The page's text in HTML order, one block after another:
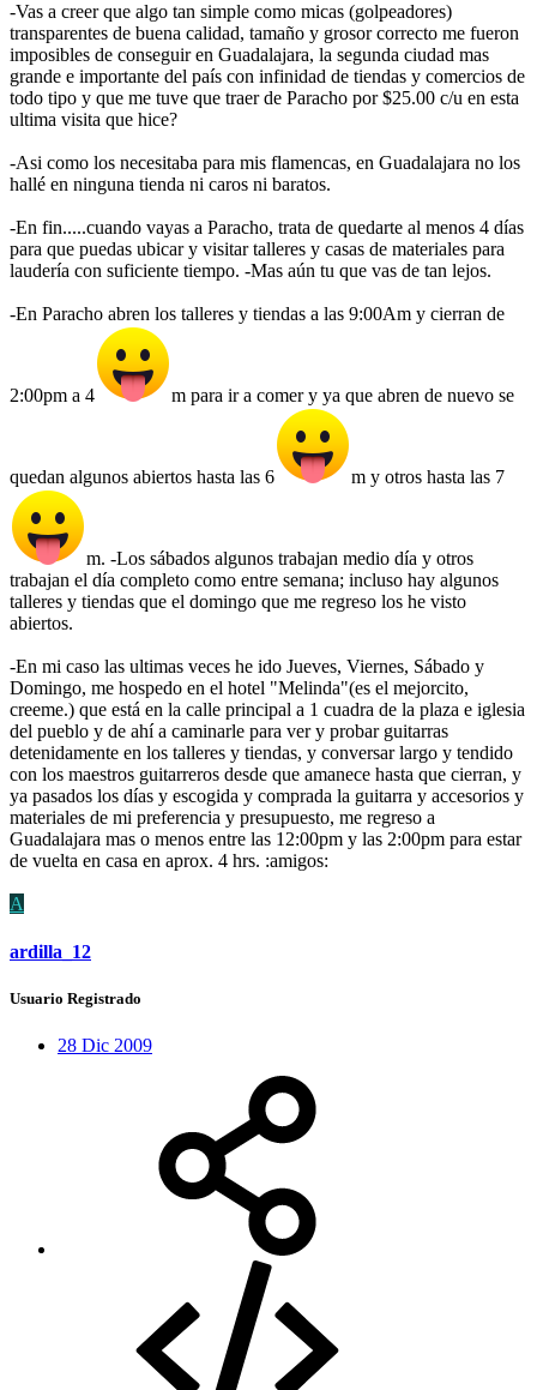
-Vas a creer que algo tan simple como micas (golpeadores)
transparentes de buena calidad, tamaño y grosor correcto me fueron
imposibles de conseguir en Guadalajara, la segunda ciudad mas
grande e importante del país con infinidad de tiendas y comercios de
todo tipo y que me tuve que traer de Paracho por $25.00 c/u en esta
ultima visita que hice?
-Asi como los necesitaba para mis flamencas, en Guadalajara no los
hallé en ninguna tienda ni caros ni baratos.
-En fin.....cuando vayas a Paracho, trata de quedarte al menos 4 días
para que puedas ubicar y visitar talleres y casas de materiales para
laudería con suficiente tiempo. -Mas aún tu que vas de tan lejos.
-En Paracho abren los talleres y tiendas a las 9:00Am y cierran de
2:00pm a 4 m para ir a comer y ya que abren de nuevo se
quedan algunos abiertos hasta las 6 m y otros hasta las 7
m. -Los sábados algunos trabajan medio día y otros
trabajan el día completo como entre semana; incluso hay algunos
talleres y tiendas que el domingo que me regreso los he visto
abiertos.
-En mi caso las ultimas veces he ido Jueves, Viernes, Sábado y
Domingo, me hospedo en el hotel "Melinda"(es el mejorcito,
creeme.) que está en la calle principal a 1 cuadra de la plaza e iglesia
del pueblo y de ahí a caminarle para ver y probar guitarras
detenidamente en los talleres y tiendas, y conversar largo y tendido
con los maestros guitarreros desde que amanece hasta que cierran, y
ya pasados los días y escogida y comprada la guitarra y accesorios y
materiales de mi preferencia y presupuesto, me regreso a
Guadalajara mas o menos entre las 12:00pm y las 2:00pm para estar
de vuelta en casa en aprox. 4 hrs. :amigos:
A
ardilla_12
Usuario Registrado
28 Dic 2009